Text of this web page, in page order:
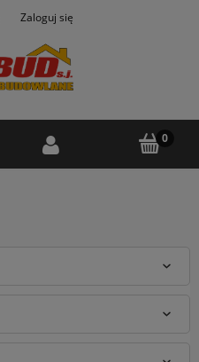
Zaloguj się